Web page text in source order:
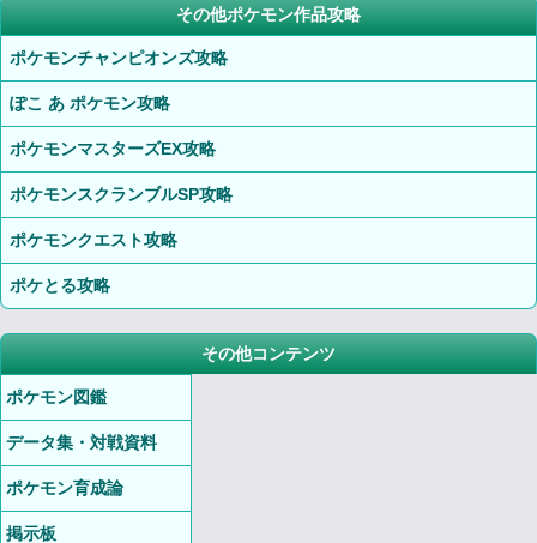
その他ポケモン作品攻略
ポケモンチャンピオンズ攻略
ぽこ あ ポケモン攻略
ポケモンマスターズEX攻略
ポケモンスクランブルSP攻略
ポケモンクエスト攻略
ポケとる攻略
その他コンテンツ
ポケモン図鑑
データ集・対戦資料
ポケモン育成論
掲示板